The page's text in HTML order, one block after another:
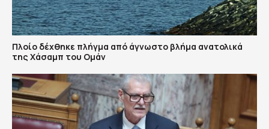
Πλοίο δέχθηκε πλήγμα από άγνωστο βλήμα ανατολικά
της Χάσαμπ του Ομάν